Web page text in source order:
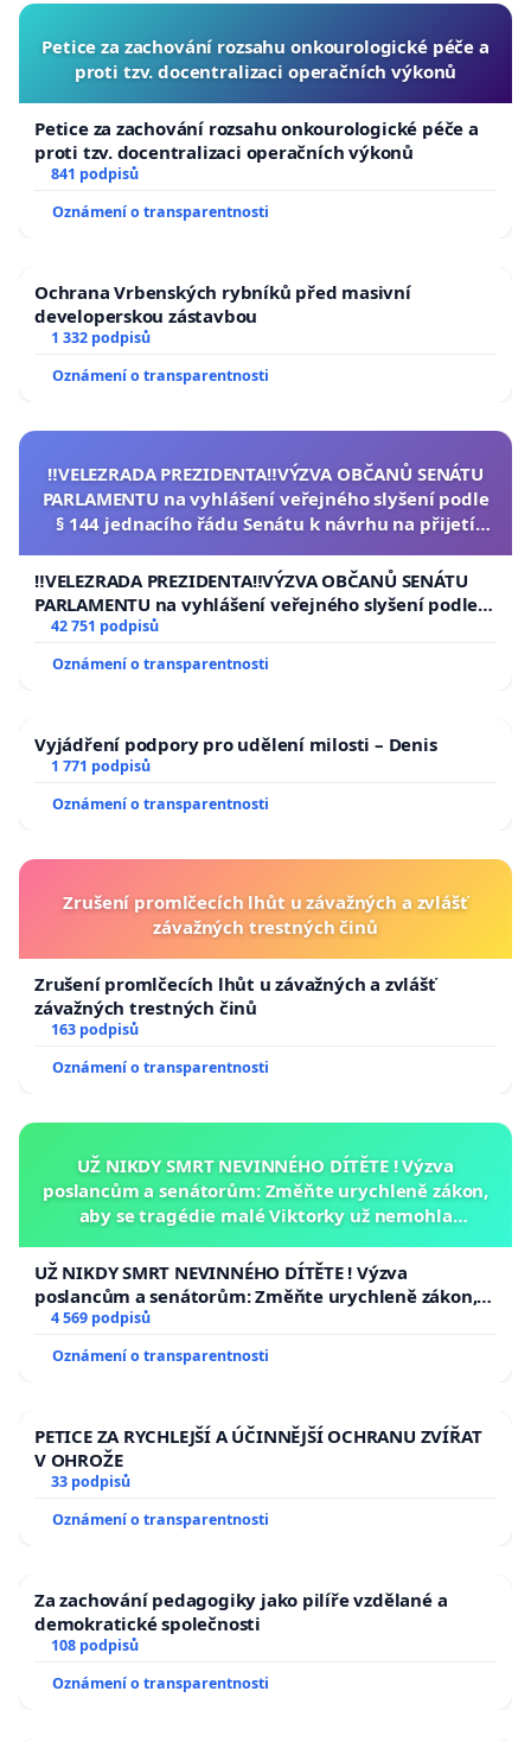
Petice za zachování rozsahu onkourologické péče a
proti tzv. docentralizaci operačních výkonů
Petice za zachování rozsahu onkourologické péče a
proti tzv. docentralizaci operačních výkonů
841 podpisů
Oznámení o transparentnosti
Ochrana Vrbenských rybníků před masivní
developerskou zástavbou
1 332 podpisů
Oznámení o transparentnosti
‼️VELEZRADA PREZIDENTA‼️VÝZVA OBČANŮ SENÁTU
PARLAMENTU na vyhlášení veřejného slyšení podle
§ 144 jednacího řádu Senátu k návrhu na přijetí
republiky
‼️VELEZRADA PREZIDENTA‼️VÝZVA OBČANŮ SENÁTU
PARLAMENTU na vyhlášení veřejného slyšení podle §
144 jednacího řádu Senátu k návrhu na přijetí
republiky
42 751 podpisů
Oznámení o transparentnosti
Vyjádření podpory pro udělení milosti – Denis
1 771 podpisů
Oznámení o transparentnosti
Zrušení promlčecích lhůt u závažných a zvlášť
závažných trestných činů
Zrušení promlčecích lhůt u závažných a zvlášť
závažných trestných činů
163 podpisů
Oznámení o transparentnosti
UŽ NIKDY SMRT NEVINNÉHO DÍTĚTE ! Výzva
poslancům a senátorům: Změňte urychleně zákon,
aby se tragédie malé Viktorky už nemohla
UŽ NIKDY SMRT NEVINNÉHO DÍTĚTE ! Výzva
poslancům a senátorům: Změňte urychleně zákon,
aby se tragédie malé Viktorky už nemohla opakovat!
4 569 podpisů
Oznámení o transparentnosti
PETICE ZA RYCHLEJŠÍ A ÚČINNĚJŠÍ OCHRANU ZVÍŘAT
V OHROŽE
33 podpisů
Oznámení o transparentnosti
Za zachování pedagogiky jako pilíře vzdělané a
demokratické společnosti
108 podpisů
Oznámení o transparentnosti